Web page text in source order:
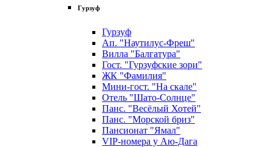
Гурзуф
Гурзуф
Ап. "Наутилус-Фреш"
Вилла "Балгатура"
Гост. "Гурзуфские зори"
ЖК "Фамилия"
Мини-гост. "На скале"
Отель "Шато-Солнце"
Панс. "Весёлый Хотей"
Панс. "Морской бриз"
Пансионат "Ямал"
VIP-номера у Аю-Дага